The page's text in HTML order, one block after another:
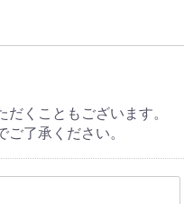
くこともございます。
了承ください。